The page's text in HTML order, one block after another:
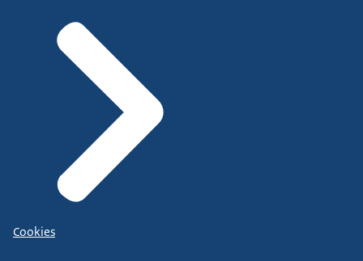
Cookies